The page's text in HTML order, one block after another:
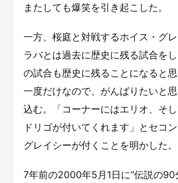
またしても爆笑を引き起こした。
一方、桜庭と対戦するホイス・グ
ラバとは過去に歴史に残る試合を
の試合も歴史に残ることになると
一度だけなので、がんばりたいと
込む。「コーナーにはエリオ、そ
ドリゴが付いてくれます」とセコ
グレイシーが付くことを明かした。
7年前の2000年5月1日に“伝説の90